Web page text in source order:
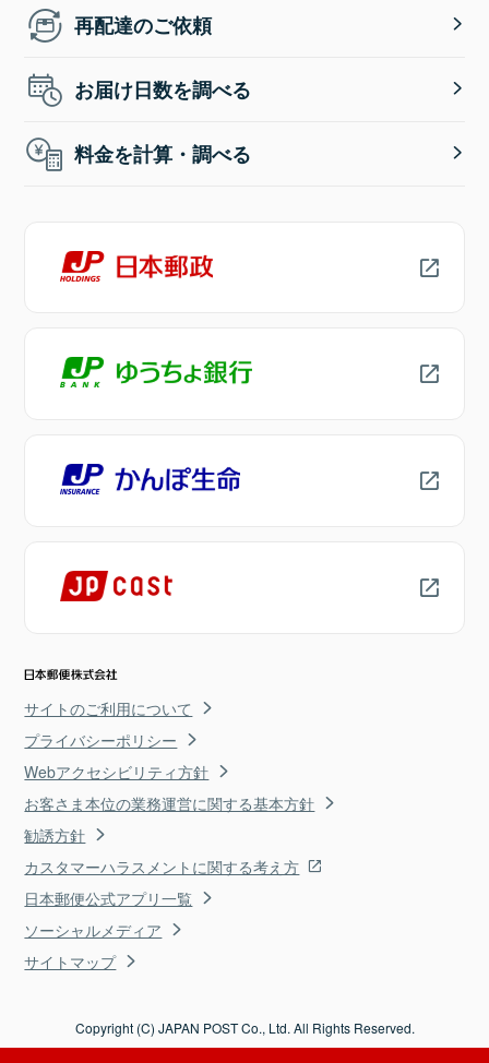
再配達のご依頼
お届け日数を調べる
料金を計算・調べる
サイトのご利用について
プライバシーポリシー
Webアクセシビリティ方針
お客さま本位の業務運営に関する基本方針
勧誘方針
カスタマーハラスメントに関する考え方
日本郵便公式アプリ一覧
ソーシャルメディア
サイトマップ
Copyright (C) JAPAN POST Co., Ltd. All Rights Reserved.